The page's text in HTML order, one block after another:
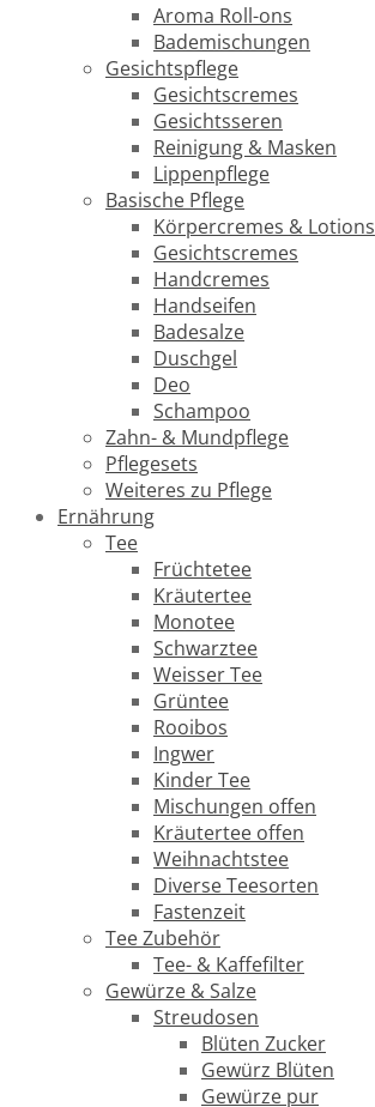
Aroma Roll-ons
Bademischungen
Gesichtspflege
Gesichtscremes
Gesichtsseren
Reinigung & Masken
Lippenpflege
Basische Pflege
Körpercremes & Lotions
Gesichtscremes
Handcremes
Handseifen
Badesalze
Duschgel
Deo
Schampoo
Zahn- & Mundpflege
Pflegesets
Weiteres zu Pflege
Ernährung
Tee
Früchtetee
Kräutertee
Monotee
Schwarztee
Weisser Tee
Grüntee
Rooibos
Ingwer
Kinder Tee
Mischungen offen
Kräutertee offen
Weihnachtstee
Diverse Teesorten
Fastenzeit
Tee Zubehör
Tee- & Kaffefilter
Gewürze & Salze
Streudosen
Blüten Zucker
Gewürz Blüten
Gewürze pur